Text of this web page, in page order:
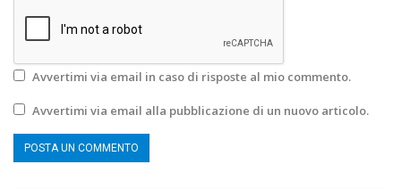
Avvertimi via email in caso di risposte al mio commento.
Avvertimi via email alla pubblicazione di un nuovo articolo.